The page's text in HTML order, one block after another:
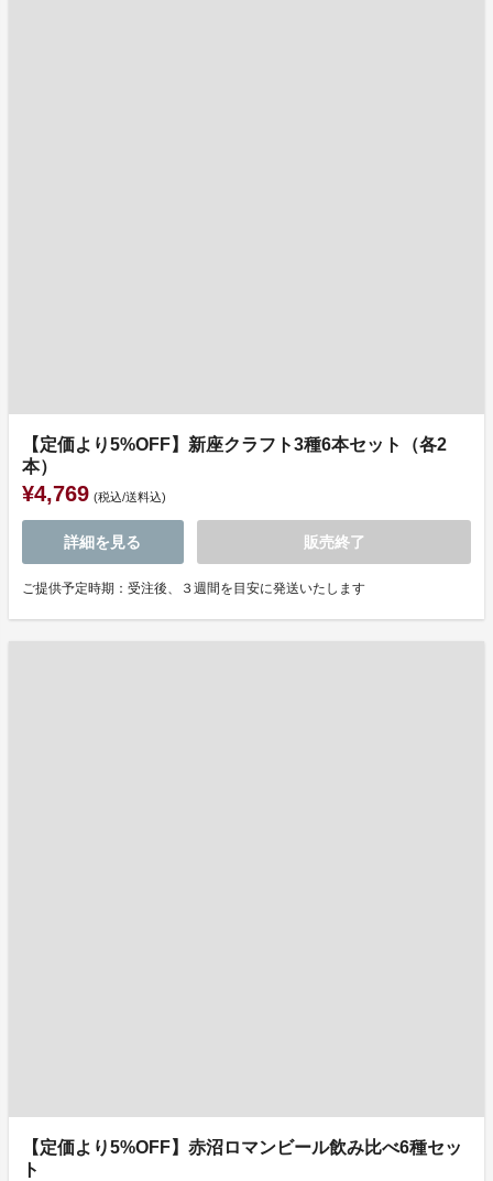
【定価より5%OFF】新座クラフト3種6本セット（各2
本）
¥4,769 (税込/送料込)
詳細を見る 販売終了
ご提供予定時期：受注後、３週間を目安に発送いたします
【定価より5%OFF】赤沼ロマンビール飲み比べ6種セッ
ト